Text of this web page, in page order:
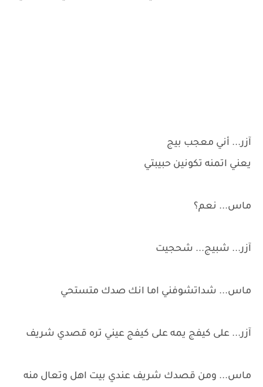
آزر... أني معجب بيج
يعني اتمنه تكونين حبيبتي
ماس... نعم؟
آزر... شبيج... شحجيت
ماس... شداتشوفني اما انك صدك متستحي
آزر... على كيفج يمه على كيفج عيني تره قصدي شريف
ماس... ومن قصدك شريف عندي بيت اهل وتعال منه